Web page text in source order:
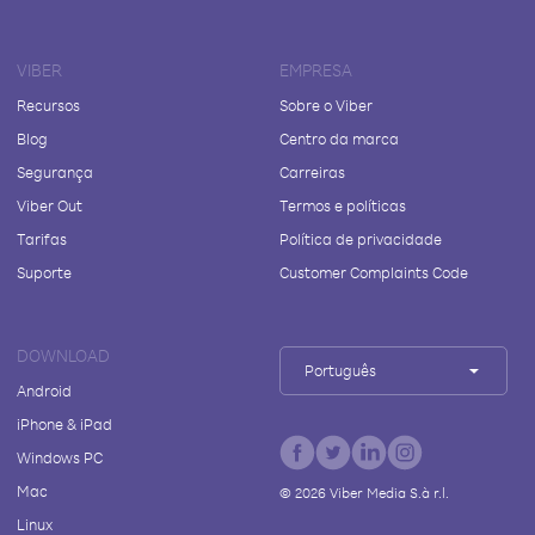
VIBER
Recursos
Blog
Segurança
Viber Out
Tarifas
Suporte
EMPRESA
Sobre o Viber
Centro da marca
Carreiras
Termos e políticas
Política de privacidade
Customer Complaints Code
DOWNLOAD
Android
iPhone & iPad
Windows PC
Mac
Linux
Português
© 2026Viber Media S.à r.l.